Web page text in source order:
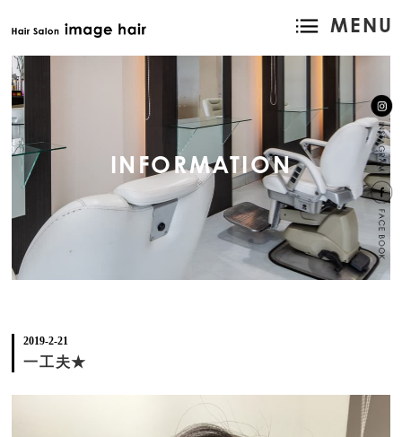
INFORMATION
MENU
2019-2-21
一工夫★